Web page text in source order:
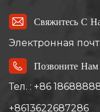
Свяжитесь С
Электронная
Позвоните Нам
Тел. : +86
+8613622687286